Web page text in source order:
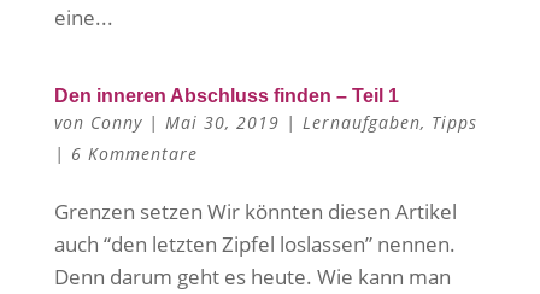
eine...
Den inneren Abschluss finden – Teil 1
von Conny| Mai 30, 2019 | Lernaufgaben, Tipps
| 6 Kommentare
Grenzen setzen Wir könnten diesen Artikel
auch “den letzten Zipfel loslassen” nennen.
Denn darum geht es heute. Wie kann man